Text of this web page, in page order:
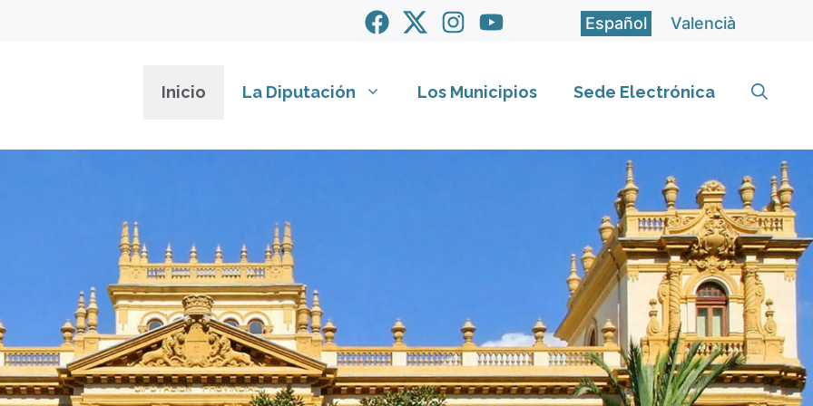
Español Valencià
Inicio La Diputación Los Municipios Sede Electrónica